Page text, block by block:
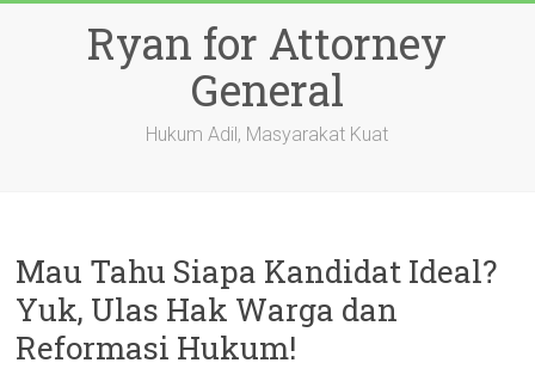
Ryan for Attorney
General
Hukum Adil, Masyarakat Kuat
Mau Tahu Siapa Kandidat Ideal?
Yuk, Ulas Hak Warga dan
Reformasi Hukum!